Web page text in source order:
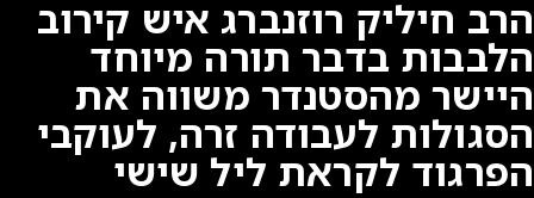
הרב חיליק רוזנברג איש קירוב
הלבבות בדבר תורה מיוחד
היישר מהסטנדר משווה את
הסגולות לעבודה זרה, לעוקבי
הפרגוד לקראת ליל שישי